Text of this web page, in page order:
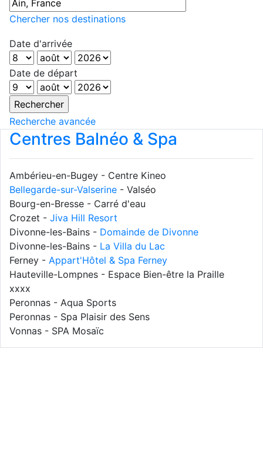
Chercher nos destinations
Date d'arrivée
Date de départ
Recherche avancée
Centres Balnéo & Spa
Ambérieu-en-Bugey - Centre Kineo
Bellegarde-sur-Valserine - Valséo
Bourg-en-Bresse - Carré d'eau
Crozet - Jiva Hill Resort
Divonne-les-Bains - Domainde de Divonne
Divonne-les-Bains - La Villa du Lac
Ferney - Appart'Hôtel & Spa Ferney
Hauteville-Lompnes - Espace Bien-être la Praille
xxxx
Peronnas - Aqua Sports
Peronnas - Spa Plaisir des Sens
Vonnas - SPA Mosaïc